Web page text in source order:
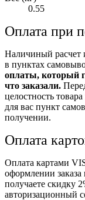
0.55
Оплата при
Наличиный расчет
в пунктах
оплаты, который
что заказали.
целостность
для вас пункт
получении.
Оплата
Оплата картами
оформлении
получаете скидку
авторизационный